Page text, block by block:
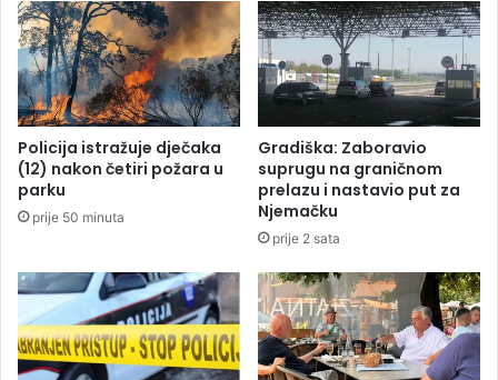
n
i
u
m
o
d
T
e
h
r
a
n
a
n
d
e
b
i
u
j
e
z
Z
v
e
z
d
Policija istražuje dječaka
(12) nakon četiri požara u
parku
prije 50 minuta
Gradiška: Zaboravio
suprugu na graničnom
prelazu i nastavio put za
Njemačku
prije 2 sata